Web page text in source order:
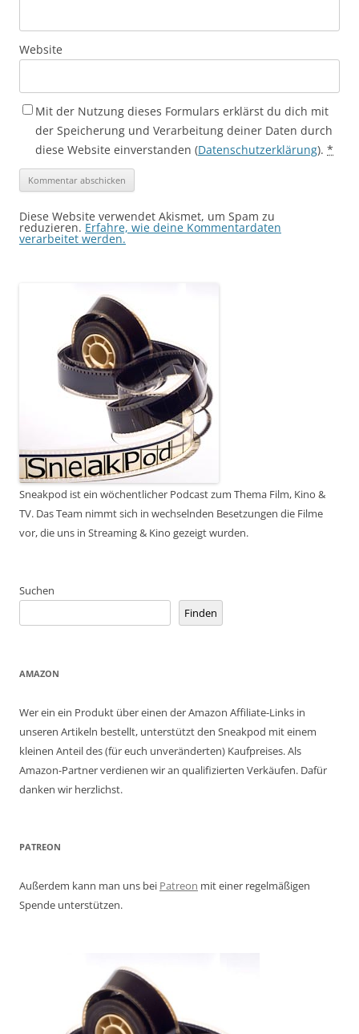
Website
Mit der Nutzung dieses Formulars erklärst du dich mit
der Speicherung und Verarbeitung deiner Daten durch
diese Website einverstanden (Datenschutzerklärung). *
Diese Website verwendet Akismet, um Spam zu
reduzieren. Erfahre, wie deine Kommentardaten
verarbeitet werden.
Sneakpod ist ein wöchentlicher Podcast zum Thema Film, Kino &
TV. Das Team nimmt sich in wechselnden Besetzungen die Filme
vor, die uns in Streaming & Kino gezeigt wurden.
Suchen
Finden
AMAZON
Wer ein ein Produkt über einen der Amazon Affiliate-Links in
unseren Artikeln bestellt, unterstützt den Sneakpod mit einem
kleinen Anteil des (für euch unveränderten) Kaufpreises. Als
Amazon-Partner verdienen wir an qualifizierten Verkäufen. Dafür
danken wir herzlichst.
PATREON
Außerdem kann man uns bei Patreon mit einer regelmäßigen
Spende unterstützen.